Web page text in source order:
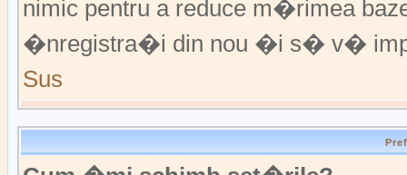
nimic pentru a reduce m�rimea
�nregistra�i din nou �i s� v�
Sus